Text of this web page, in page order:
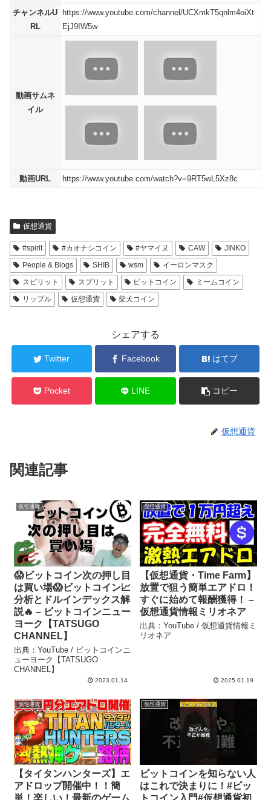
チャンネルU
RL
https://www.youtube.com/channel/UCXmkT5qnlm4oiXt
EjJ9IW5w
動画サムネ
イル
動画URL https://www.youtube.com/watch?v=9RT5wL5Xz8c
仮想通貨
#spirit #カオナシコイン #ヤマイヌ CAW
JINKO
People & Blogs
SHIB wsm
イーロンマスク
スピリット
スプリット ビットコイン
ミームコイン
リップル
仮想通貨 柴犬コイン
シェアする
Twitter Facebook はてブ
Pocket LINE コピー
仮想通貨
関連記事
仮想通貨
😱ビットコイン次の押し目
は買い場😱ビットコイン📈
分析とドルインデックス解
説🔥 – ビットコインニュー
ヨーク【TATSUGO
CHANNEL】
出典：YouTube / ビットコインニ
ューヨーク【TATSUGO
CHANNEL】
2023.01.14
仮想通貨
【仮想通貨・Time Farm】
放置で狙う簡単エアドロ！
すぐに始めて報酬獲得！ –
仮想通貨情報ミリオネア
出典：YouTube / 仮想通貨情報ミ
リオネア
2025.01.19
仮想通貨
【タイタンハンターズ】エ
アドロップ開催中！！簡
単！楽しい！最新のゲーム
仮想通貨
ビットコインを知らない人
はこれで決まりに！#ビッ
トコイン入門#仮想通貨初